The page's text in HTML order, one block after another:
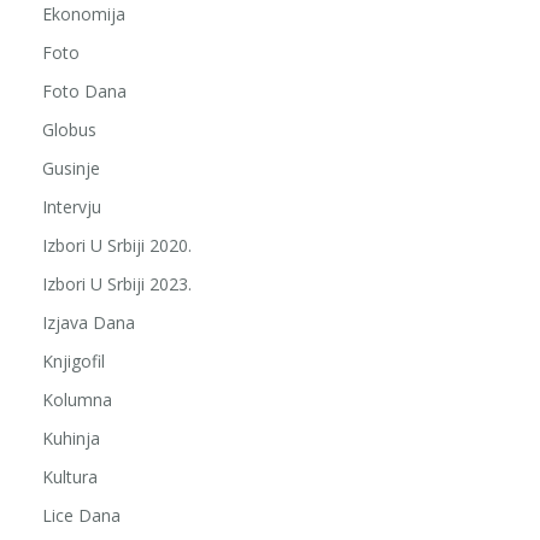
Ekonomija
Foto
Foto Dana
Globus
Gusinje
Intervju
Izbori U Srbiji 2020.
Izbori U Srbiji 2023.
Izjava Dana
Knjigofil
Kolumna
Kuhinja
Kultura
Lice Dana